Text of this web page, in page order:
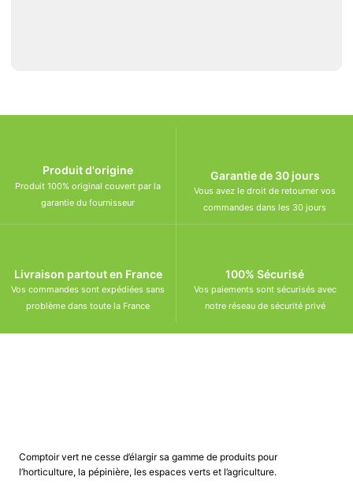
Produit d'origine
Produit 100% original couvert par la
garantie du fournisseur
Garantie de 30 jours
Vous avez le droit de retourner vos
commandes dans les 30 jours
Livraison partout en France
Vos commandes sont expédiées sans
problème dans toute la France
100% Sécurisé
Vos paiements sont sécurisés avec
notre réseau de sécurité privé
Comptoir vert ne cesse d’élargir sa gamme de produits pour
l’horticulture, la pépinière, les espaces verts et l’agriculture.